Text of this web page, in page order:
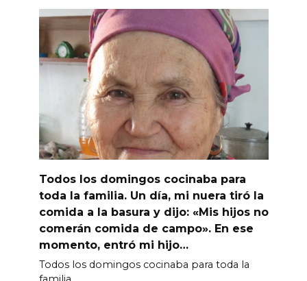
Todos los domingos cocinaba para
toda la familia. Un día, mi nuera tiró la
comida a la basura y dijo: «Mis hijos no
comerán comida de campo». En ese
momento, entró mi hijo…
Todos los domingos cocinaba para toda la